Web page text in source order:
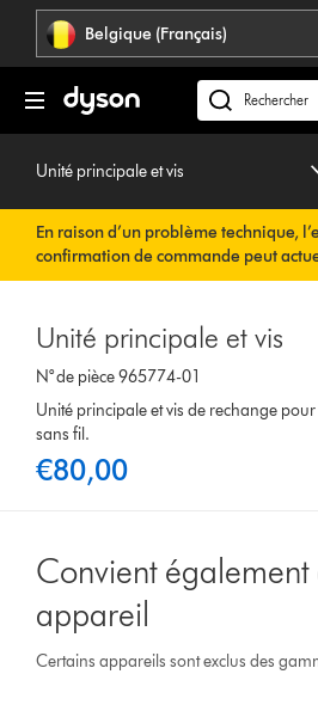
Sauter
pages
Belgique (Français)
Rechercher
des
Unité principale et vis
En raison d’un problème technique,
confirmation de commande peut
retardé. Nous travaillons déjà à une
commande vous sera envoyée
plus brefs délais.
Unité principale et vis
N° de pièce 965774-01
Unité principale et vis de rechange
sans fil.
€80,00
Convient également
appareil
Certains appareils sont exclus des